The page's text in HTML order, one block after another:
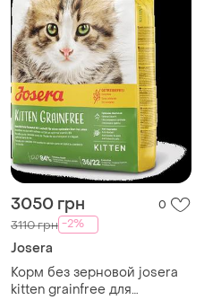
3050 грн 0
3110 грн -2%
Josera
Корм без зерновой josera
kitten grainfree для